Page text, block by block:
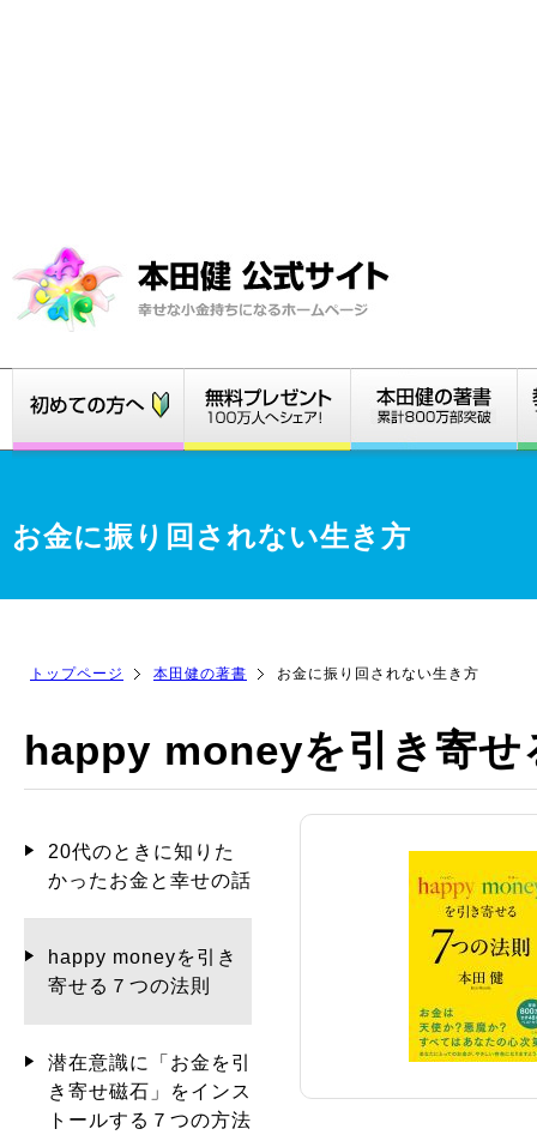
お金に振り回されない生き方
トップページ 本田健の著書 お金に振り回されない生き方
happy moneyを引き寄せ
20代のときに知りた
かったお金と幸せの話
happy moneyを引き
寄せる７つの法則
潜在意識に「お金を引
き寄せ磁石」をインス
トールする７つの方法